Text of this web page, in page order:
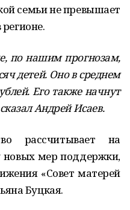
семьи не превышает
по нашим прогнозам,
детей. Оно в среднем
Его также начнут
Андрей Исаев.
рассчитывает на
новых мер поддержки,
«Совет матерей
Буцкая.